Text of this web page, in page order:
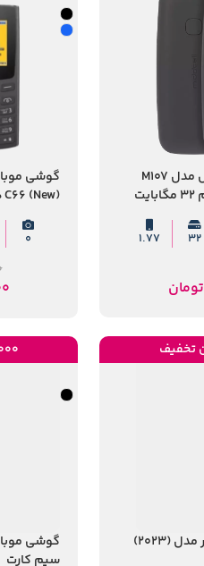
گوشی موبایل میدسل مدل M107
۳۲ 1.77
تومان
گوشی
(C66 (New دو سیم کارت
0